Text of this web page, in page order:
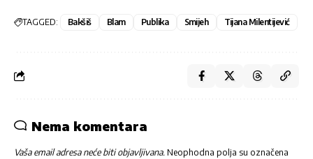
TAGGED: Bakšiš Blam Publika Smijeh Tijana Milentijević
Nema komentara
Vaša email adresa neće biti objavljivana. Neophodna polja su označena